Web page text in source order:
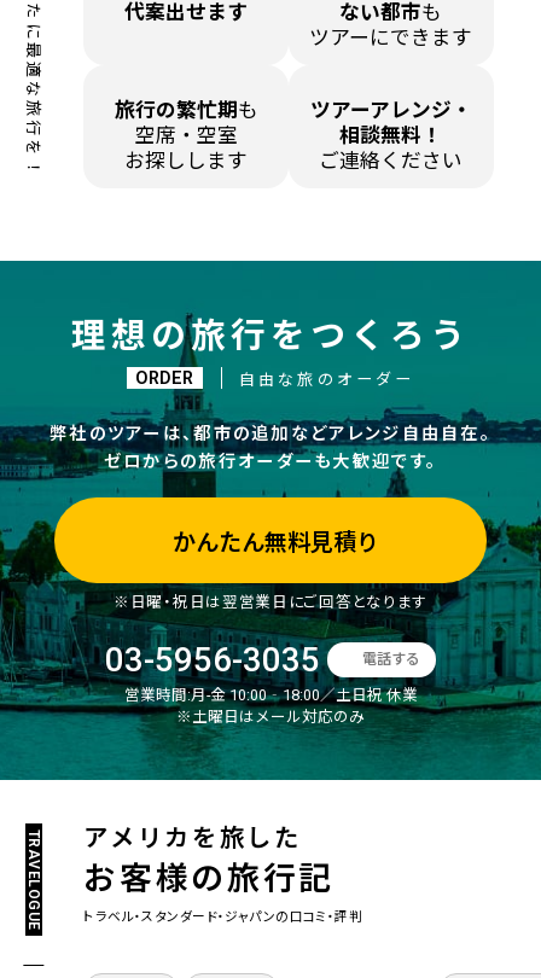
あなたに最適な旅行を！ 代案出せます ない都市も
ツアーにできます
旅行の繁忙期 も
空席・空室
お探しします
ツアーアレンジ・
相談無料！
ご連絡ください
理想の旅行をつくろう
ORDER 自由な旅のオーダー
弊社のツアーは、都市の追加などアレンジ自由自在。
ゼロからの旅行オーダーも大歓迎です。
かんたん無料見積り
※日曜・祝日は翌営業日にご回答となります
03-5956-3035 電話する
営業時間:月-金 10:00‐18:00／土日祝 休業
※土曜日はメール対応のみ
アメリカを旅した
お客様の旅行記
TRAVELOGUE トラベル・スタンダード・ジャパンの口コミ・評判